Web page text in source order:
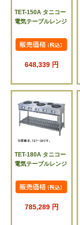
TET-150A タニコー
電気テーブルレンジ
648,339 円
TET-180A タニコー
電気テーブルレンジ
785,289 円